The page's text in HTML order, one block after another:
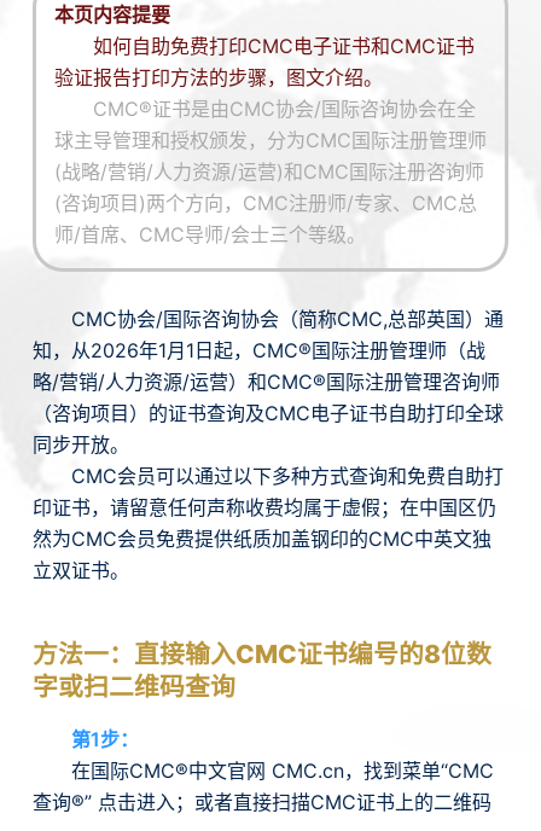
本页内容提要
如何自助免费打印CMC电子证书和CMC证书
验证报告打印方法的步骤，图文介绍。
CMC®证书是由CMC协会/国际咨询协会在全
球主导管理和授权颁发，分为CMC国际注册管理师
(战略/营销/人力资源/运营)和CMC国际注册咨询师
(咨询项目)两个方向，CMC注册师/专家、CMC总
师/首席、CMC导师/会士三个等级。
CMC协会/国际咨询协会（简称CMC,总部英国）通
知，从2026年1月1日起，CMC®国际注册管理师（战
略/营销/人力资源/运营）和CMC®国际注册管理咨询师
（咨询项目）的证书查询及CMC电子证书自助打印全球
同步开放。
CMC会员可以通过以下多种方式查询和免费自助打
印证书，请留意任何声称收费均属于虚假；在中国区仍
然为CMC会员免费提供纸质加盖钢印的CMC中英文独
立双证书。
方法一：直接输入CMC证书编号的8位数
字或扫二维码查询
第1步：
在国际CMC®中文官网 CMC.cn，找到菜单“CMC
查询®” 点击进入；或者直接扫描CMC证书上的二维码